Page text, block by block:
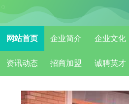
网站首页 企业简介 企业文化
资讯动态 招商加盟 诚聘英才